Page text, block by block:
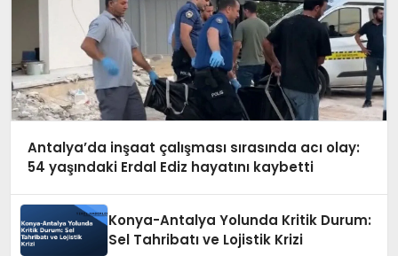
Antalya’da inşaat çalışması sırasında acı olay:
54 yaşındaki Erdal Ediz hayatını kaybetti
Konya-Antalya Yolunda Kritik Durum:
Sel Tahribatı ve Lojistik Krizi